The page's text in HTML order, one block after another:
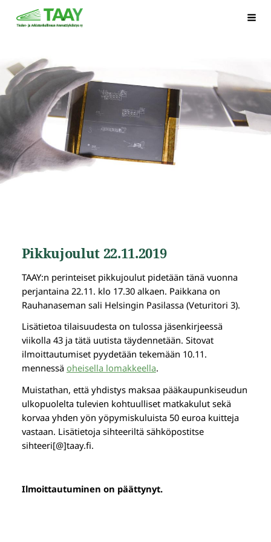
Siirry
sivun
Tiedon- ja arkistonhallinnan ammattiyhdistys ry,
Pikkujoulut 22.11.2019
TAAY:n perinteiset pikkujoulut pidetään tänä vuonna
perjantaina 22.11. klo 17.30 alkaen. Paikkana on
Rauhanaseman sali Helsingin Pasilassa (Veturitori 3).
Lisätietoa tilaisuudesta on tulossa jäsenkirjeessä
viikolla 43 ja tätä uutista täydennetään. Sitovat
ilmoittautumiset pyydetään tekemään 10.11.
mennessä oheisella lomakkeella.
Muistathan, että yhdistys maksaa pääkaupunkiseudun
ulkopuolelta tulevien kohtuulliset matkakulut sekä
korvaa yhden yön yöpymiskuluista 50 euroa kuitteja
vastaan. Lisätietoja sihteeriltä sähköpostitse
sihteeri[@]taay.fi.
Ilmoittautuminen on päättynyt.